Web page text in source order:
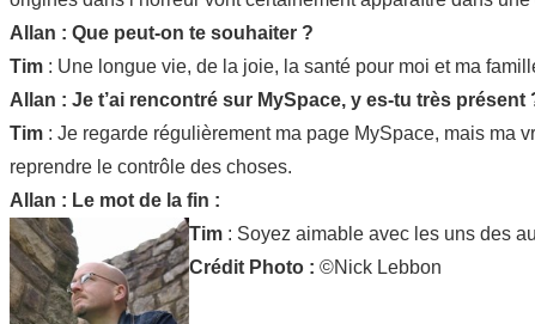
Allan : Que peut-on te souhaiter ?
Tim : Une longue vie, de la joie, la santé pour moi et ma
Allan : Je t’ai rencontré sur MySpace, y es-tu très présent
Tim : Je regarde régulièrement ma page MySpace, mais ma
reprendre le contrôle des choses.
Allan : Le mot de la fin :
Tim : Soyez aimable avec les uns des
Crédit Photo : ©Nick Lebbon